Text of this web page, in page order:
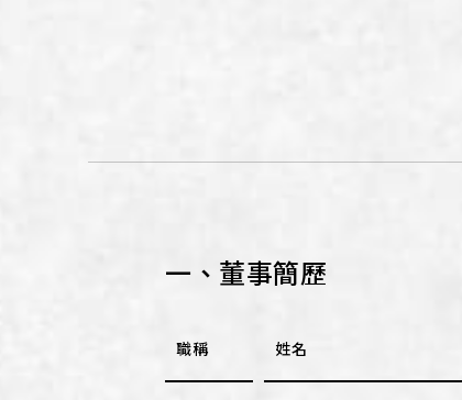
一、董事簡歷
職稱 姓名